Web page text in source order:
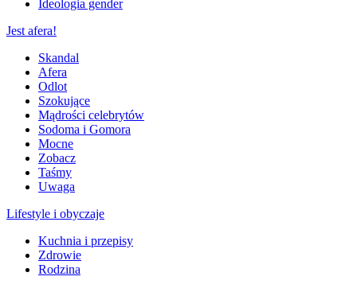
Ideologia gender
Jest afera!
Skandal
Afera
Odlot
Szokujące
Mądrości celebrytów
Sodoma i Gomora
Mocne
Zobacz
Taśmy
Uwaga
Lifestyle i obyczaje
Kuchnia i przepisy
Zdrowie
Rodzina